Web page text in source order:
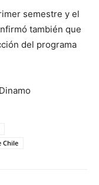
semestre y el
también que
del programa
Chile